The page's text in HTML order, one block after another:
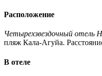
Расположение
Четырехзвездочный отель
пляж Кала-Агуйа.
В отеле